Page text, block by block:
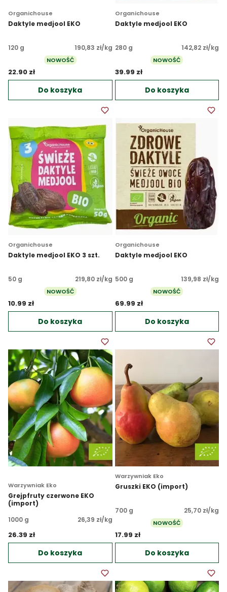
Organichouse
Daktyle medjool EKO
120 g 190,83 zł/kg
NOWOŚĆ
22.90 zł
Do koszyka
Organichouse
Daktyle medjool EKO
280 g 142,82 zł/kg
NOWOŚĆ
39.99 zł
Do koszyka
Organichouse
Daktyle medjool EKO 3 szt.
50 g 219,80 zł/kg
NOWOŚĆ
10.99 zł
Do koszyka
Organichouse
Daktyle medjool EKO
500 g 139,98 zł/kg
NOWOŚĆ
69.99 zł
Do koszyka
Warzywniak Eko
Grejpfruty czerwone EKO
(import)
1000 g
26,39 zł/kg
26.39 zł
Do koszyka
Warzywniak Eko
Gruszki EKO (import)
700 g 25,70 zł/kg
NOWOŚĆ
17.99 zł
Do koszyka